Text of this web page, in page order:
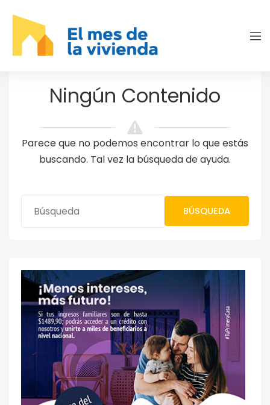
Ningún Contenido
Parece que no podemos encontrar lo que estás
buscando. Tal vez la búsqueda de ayuda.
BÚSQUEDA